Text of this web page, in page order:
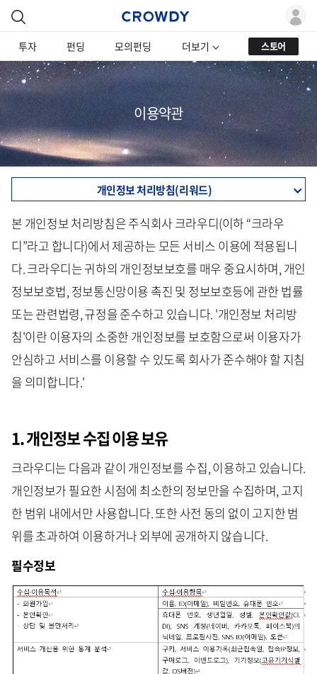
투자 펀딩 모의펀딩 더보기 스토어
이용약관
개인정보 처리방침(리워드)
본 개인정보 처리방침은 주식회사 크라우디(이하 “크라우
디”라고 합니다)에서 제공하는 모든 서비스 이용에 적용됩니
다. 크라우디는 귀하의 개인정보보호를 매우 중요시하며, 개인
정보보호법, 정보통신망이용 촉진 및 정보보호등에 관한 법률
또는 관련법령, 규정을 준수하고 있습니다. '개인정보 처리방
침'이란 이용자의 소중한 개인정보를 보호함으로써 이용자가
안심하고 서비스를 이용할 수 있도록 회사가 준수해야 할 지침
을 의미합니다.'
1. 개인정보 수집 이용 보유
크라우디는 다음과 같이 개인정보를 수집, 이용하고 있습니다.
개인정보가 필요한 시점에 최소한의 정보만을 수집하며, 고지
한 범위 내에서만 사용합니다. 또한 사전 동의 없이 고지한 범
위를 초과하여 이용하거나 외부에 공개하지 않습니다.
필수정보